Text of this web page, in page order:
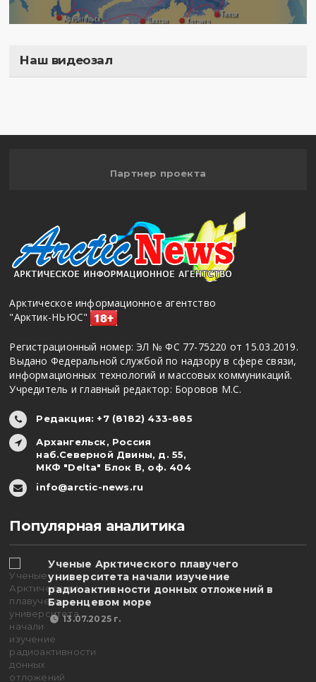
Наш видеозал
Партнер проекта
Арктическое информационное агентство
"Арктик-НЬЮС"
Регистрационный номер: ЭЛ № ФС 77-75220 от 15.03.2019.
Выдано Федеральной службой по надзору в сфере связи,
информационных технологий и массовых коммуникаций.
Учредитель и главный редактор: Боровов М.С.
Редакция: +7 (8182) 433-885
Архангельск, Россия
наб.Северной Двины, д. 55,
МКФ "Delta" Блок В, оф. 404
info@arctic-news.ru
Популярная аналитика
Ученые Арктического плавучего
университета начали изучение
радиоактивности донных отложений в
Баренцевом море
13.07.2025 г.